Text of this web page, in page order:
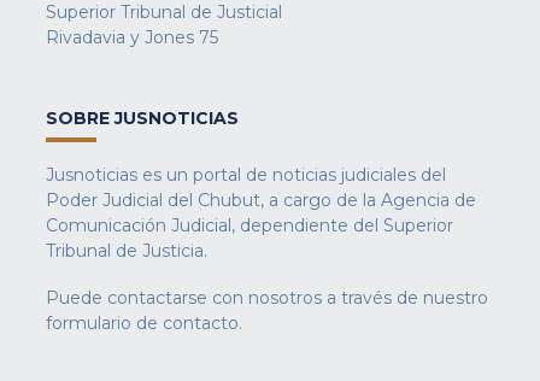
Superior Tribunal de Justicial
Rivadavia y Jones 75
SOBRE JUSNOTICIAS
Jusnoticias es un portal de noticias judiciales del
Poder Judicial del Chubut, a cargo de la Agencia de
Comunicación Judicial, dependiente del Superior
Tribunal de Justicia.
Puede contactarse con nosotros a través de nuestro
formulario de contacto.